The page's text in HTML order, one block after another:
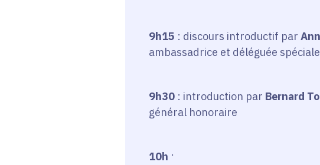
9h15 : discours introductif par
ambassadrice et déléguée
9h30: introduction par Bernard
général honoraire
10h : présentation de l'ouvrage